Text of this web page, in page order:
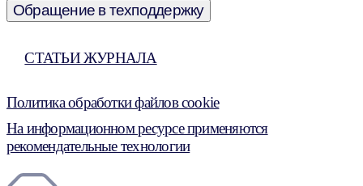
Обращение в техподдержку
СТАТЬИ ЖУРНАЛА
Политика обработки файлов cookie
На информационном ресурсе применяются
рекомендательные технологии